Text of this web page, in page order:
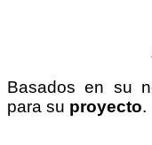
Basados en su
para su proyecto.